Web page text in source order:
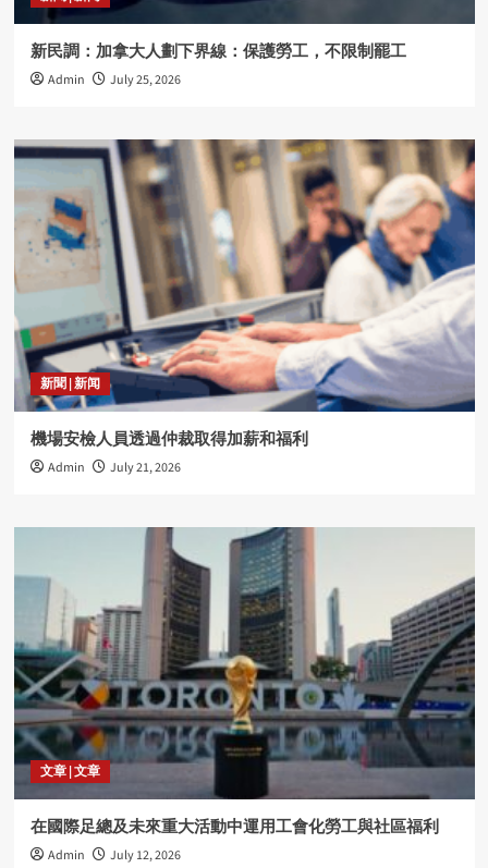
新民調：加拿大人劃下界線：保護勞工，不限制罷工
Admin July 25, 2026
新聞 | 新闻
機場安檢人員透過仲裁取得加薪和福利
Admin July 21, 2026
文章 | 文章
在國際足總及未來重大活動中運用工會化勞工與社區福利
Admin July 12, 2026